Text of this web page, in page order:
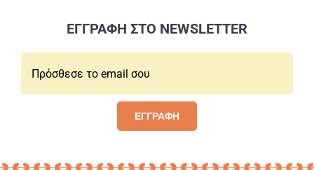
ΕΓΓΡΑΦΗ ΣΤΟ NEWSLETTER
ΕΓΓΡΑΦΗ